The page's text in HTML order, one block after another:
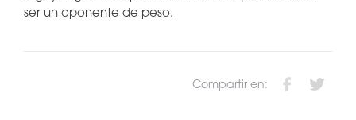
ser un oponente de peso.
Compartir en: